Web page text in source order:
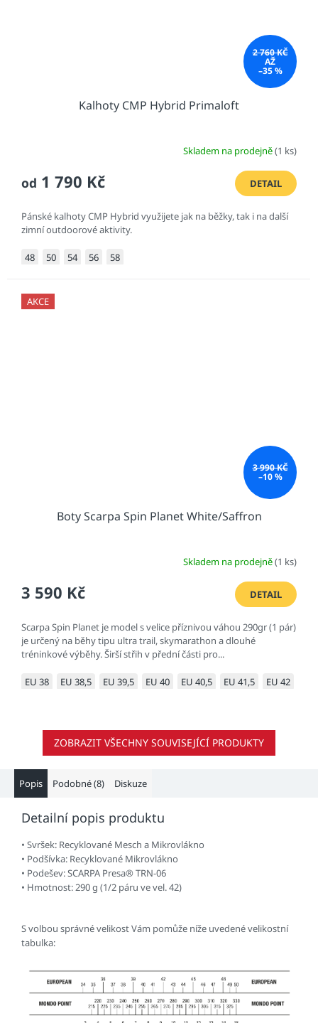
2 760 KČ
AŽ
–35 %
Kalhoty CMP Hybrid Primaloft
Skladem na prodejně(1 ks)
od 1 790 Kč DETAIL
Pánské kalhoty CMP Hybrid využijete jak na běžky, tak i na další
zimní outdoorové aktivity.
48 50 54 56 58
AKCE
3 990 KČ
–10 %
Boty Scarpa Spin Planet White/Saffron
Skladem na prodejně(1 ks)
3 590 Kč DETAIL
Scarpa Spin Planet je model s velice příznivou váhou 290gr (1 pár)
je určený na běhy tipu ultra trail, skymarathon a dlouhé
tréninkové výběhy. Širší střih v přední části pro...
EU 38 EU 38,5 EU 39,5 EU 40 EU 40,5 EU 41,5 EU 42
ZOBRAZIT VŠECHNY SOUVISEJÍCÍ PRODUKTY
Popis Podobné (8) Diskuze
Detailní popis produktu
• Svršek: Recyklované Mesch a Mikrovlákno
• Podšívka: Recyklované Mikrovlákno
• Podešev: SCARPA Presa® TRN-06
• Hmotnost: 290 g (1/2 páru ve vel. 42)
S volbou správné velikost Vám pomůže níže uvedené velikostní
tabulka: